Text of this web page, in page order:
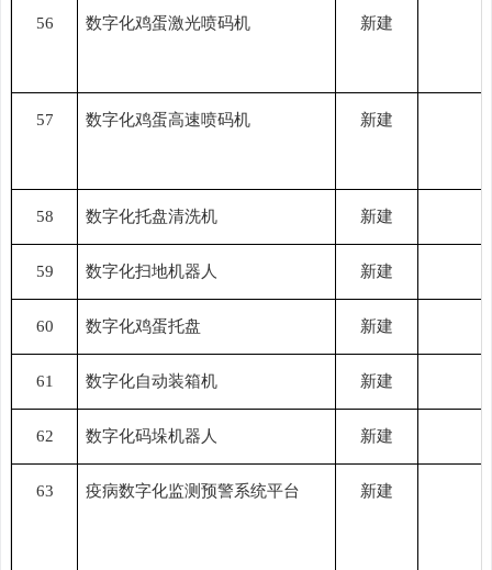
56 数字化鸡蛋激光喷码机 新建
57 数字化鸡蛋高速喷码机 新建
58 数字化托盘清洗机 新建
59 数字化扫地机器人 新建
60 数字化鸡蛋托盘 新建
61 数字化自动装箱机 新建
62 数字化码垛机器人 新建
63 疫病数字化监测预警系统平台 新建